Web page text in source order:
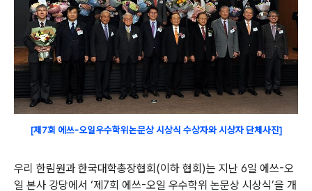
[제7회 에쓰-오일우수학위논문상 시상식 수상자와 시상자 단체사진]
우리 한림원과 한국대학총장협회(이하 협회)는 지난 6일 에쓰-오
일 본사 강당에서 ‘제7회 에쓰-오일 우수학위 논문상 시상식’을 개